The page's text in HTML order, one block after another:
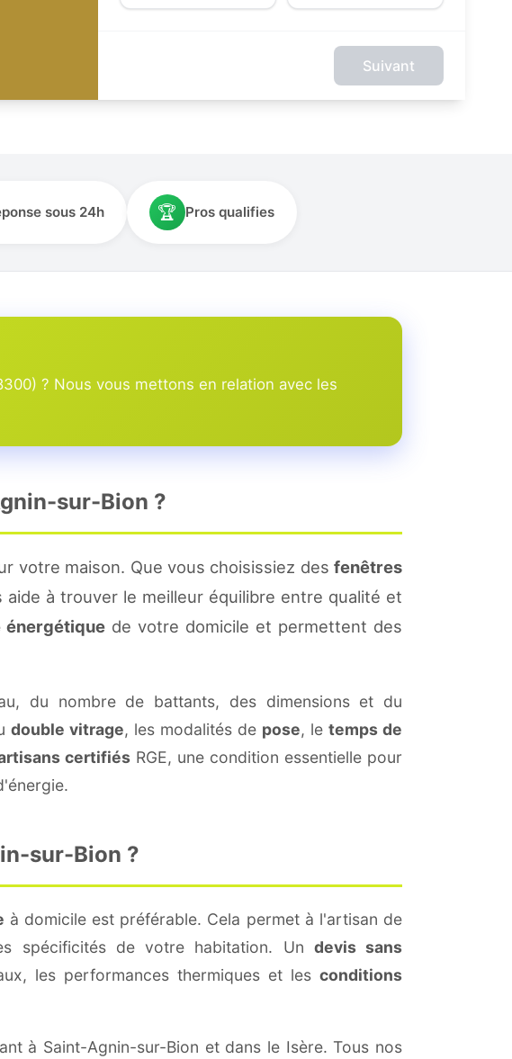
Suivant
sous 24h 🏆 Pros qualifies
? Nous vous mettons en relation avec les
sur-Bion ?
votre maison. Que vous choisissiez des fenêtres
aide à trouver le meilleur équilibre entre qualité et
de votre domicile et permettent des
du nombre de battants, des dimensions et du
double vitrage, les modalités de pose, le temps de
certifiés RGE, une condition essentielle pour
sur-Bion ?
à domicile est préférable. Cela permet à l'artisan de
spécificités de votre habitation. Un devis sans
les performances thermiques et les conditions
à Saint-Agnin-sur-Bion et dans le Isère. Tous nos